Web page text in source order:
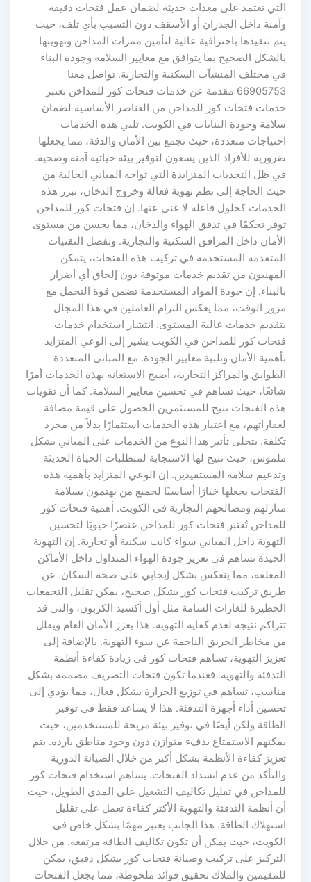
تعتمد على معدات حديثة لضمان عمل فتحات دقيقة
داخل الجدران أو الأسقف دون التسبب بأي تلف، حيث
تنفيذها باحترافية عالية لتأمين ممرات المداخن وتهويتها
الصحيح بما يتوافق مع معايير السلامة وجودة البناء
مختلف المنشآت السكنية والتجارية. تواصل معنا
66905753 مقدمة عن خدمات فتحات كور للمداخن تعتبر
فتحات كور للمداخن من العناصر الأساسية لضمان
وجودة البنايات في الكويت. تلبي هذه الخدمات
متعددة، حيث تجمع بين الأمان والدقة، مما يجعلها
للأفراد الذين يسعون لتوفير بيئة حياتية آمنة وصحية.
ظل التحديات المتزايدة التي تواجه المباني الحالية من
الحاجة إلى نظم تهوية فعالة وخروج الدخان، تبرز هذه
كحلول فاعلة لا غنى عنها. إن فتحات كور للمداخن
تحكمًا في تدفق الهواء والدخان، مما يحسن من مستوى
داخل المرافق السكنية والتجارية. وبفضل التقنيات
المستخدمة في تركيب هذه الفتحات، يتمكن
من تقديم خدمات موثوقة دون إلحاق أي أضرار
إن جودة المواد المستخدمة تضمن قوة التحمل مع
الوقت، مما يعكس التزام العاملين في هذا المجال
خدمات عالية المستوى. انتشار استخدام خدمات
كور للمداخن في الكويت يشير إلى الوعي المتزايد
الأمان وتلبية معايير الجودة. مع المباني المتعددة
والمراكز التجارية، أصبح الاستعانة بهذه الخدمات أمرًا
حيث تساهم في تحسين معايير السلامة. كما أن تقويات
الفتحات تتيح للمستثمرين الحصول على قيمة مضافة
مع اعتبار هذه الخدمات استثمارًا بدلاً من مجرد
يتجلى تأثير هذا النوع من الخدمات على المباني بشكل
حيث تتيح لها الاستجابة لمتطلبات الحياة الحديثة
سلامة المستفيدين. إن الوعي المتزايد بأهمية هذه
يجعلها خيارًا أساسيًا لجميع من يهتمون بسلامة
ومصالحهم التجارية في الكويت. أهمية فتحات كور
تُعتبر فتحات كور للمداخن عنصرًا حيويًا لتحسين
داخل المباني سواء كانت سكنية أو تجارية. إن التهوية
تساهم في تعزيز جودة الهواء المتداول داخل الأماكن
مما ينعكس بشكل إيجابي على صحة السكان. عن
تركيب فتحات كور بشكل صحيح، يمكن تقليل التجمعات
للغازات السامة مثل أول أكسيد الكربون، والتي قد
نتيجة لعدم كفاية التهوية. هذا يعزز الأمان العام ويقلل
مخاطر الحريق الناجمة عن سوء التهوية. بالإضافة إلى
التهوية، تساهم فتحات كور في زيادة كفاءة أنظمة
والتهوية. فعندما تكون فتحات التصريف مصممة بشكل
تساهم في توزيع الحرارة بشكل فعال، مما يؤدي إلى
أداء أجهزة التدفئة. هذا لا يساعد فقط في توفير
ولكن أيضًا في توفير بيئة مريحة للمستخدمين، حيث
الاستمتاع بدفء متوازن دون وجود مناطق باردة. يتم
كفاءة الأنظمة بشكل أكبر من خلال الصيانة الدورية
من عدم انسداد الفتحات. يساهم استخدام فتحات كور
في تقليل تكاليف التشغيل على المدى الطويل، حيث
أنظمة التدفئة والتهوية الأكثر كفاءة تعمل على تقليل
الطاقة. هذا الجانب يعتبر مهمًا بشكل خاص في
حيث يمكن أن تكون تكاليف الطاقة مرتفعة. من خلال
على تركيب وصيانة فتحات كور بشكل دقيق، يمكن
والملاك تحقيق فوائد ملحوظة، مما يجعل الفتحات